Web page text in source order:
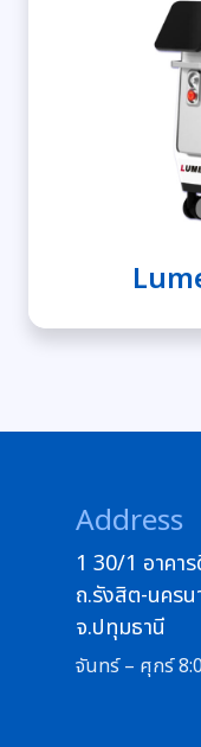
Address
1 30/1 อาคา
ถ.รังสิต-นคร
จ.ปทุมธานี
จันทร์ – ศุกร์